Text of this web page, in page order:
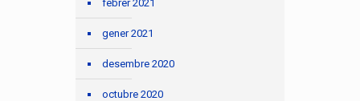
febrer 2021
gener 2021
desembre 2020
octubre 2020